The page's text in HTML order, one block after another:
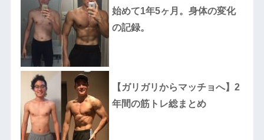
始めて1年5ヶ月。身体の変化
の記録。
【ガリガリからマッチョへ】2
年間の筋トレ総まとめ